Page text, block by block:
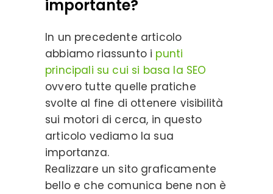
importante?
In un precedente articolo
abbiamo riassunto i punti
principali su cui si basa la SEO
ovvero tutte quelle pratiche
svolte al fine di ottenere visibilità
sui motori di cerca, in questo
articolo vediamo la sua
importanza.
Realizzare un sito graficamente
bello e che comunica bene non è